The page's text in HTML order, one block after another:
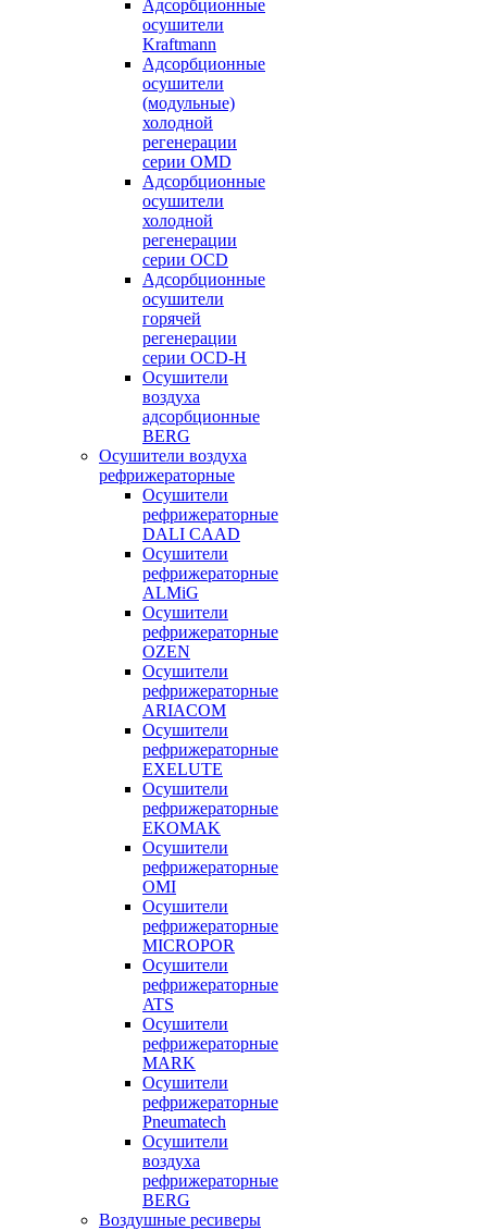
Адсорбционные
осушители
Kraftmann
Адсорбционные
осушители
(модульные)
холодной
регенерации
серии OMD
Адсорбционные
осушители
холодной
регенерации
серии OCD
Адсорбционные
осушители
горячей
регенерации
серии OСD-H
Осушители
воздуха
адсорбционные
BERG
Осушители воздуха
рефрижераторные
Осушители
рефрижераторные
DALI CAAD
Осушители
рефрижераторные
ALMiG
Осушители
рефрижераторные
OZEN
Осушители
рефрижераторные
ARIACOM
Осушители
рефрижераторные
EXELUTE
Осушители
рефрижераторные
EKOMAK
Осушители
рефрижераторные
OMI
Осушители
рефрижераторные
MICROPOR
Осушители
рефрижераторные
ATS
Осушители
рефрижераторные
MARK
Осушители
рефрижераторные
Pneumatech
Осушители
воздуха
рефрижераторные
BERG
Воздушные ресиверы